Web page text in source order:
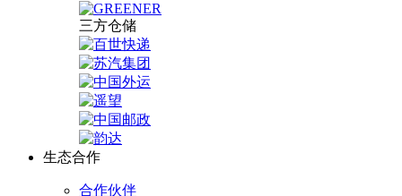
三方仓储
生态合作
合作伙伴